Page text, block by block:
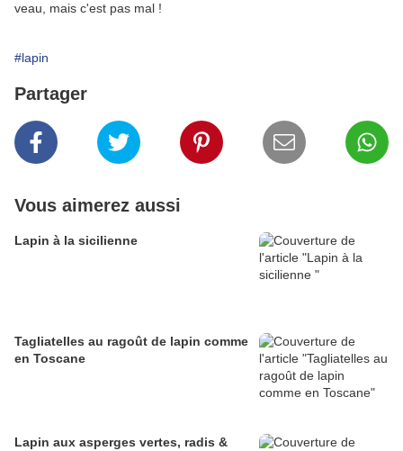
veau, mais c'est pas mal !
#lapin
Partager
Vous aimerez aussi
Lapin à la sicilienne
Tagliatelles au ragoût de lapin comme
en Toscane
Lapin aux asperges vertes, radis &